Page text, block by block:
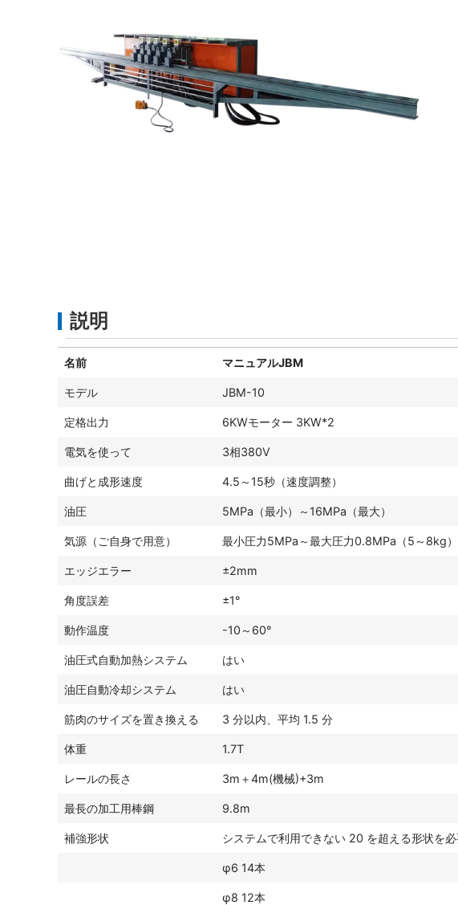
説明
名前 マニュアルJBM
モデル JBM-10
定格出力 6KWモーター 3KW*2
電気を使って 3相380V
曲げと成形速度 4.5～15秒（速度調整）
油圧 5MPa（最小）～16MPa（最大）
気源（ご自身で用意） 最小圧力5MPa～最大圧力0.8MPa（5～8kg
エッジエラー ±2mm
角度誤差 ±1°
動作温度 -10～60°
油圧式自動加熱システム はい
油圧自動冷却システム はい
筋肉のサイズを置き換える 3 分以内、平均 1.5 分
体重 1.7T
レールの長さ 3m＋4m(機械)+3m
最長の加工用棒鋼 9.8m
補強形状 システムで利用できない 20 を超える形状を
φ6 14本
φ8 12本